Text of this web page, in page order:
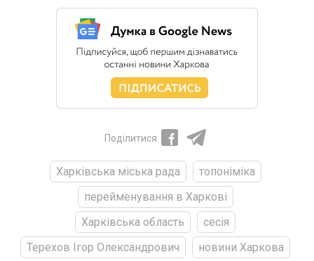
Поділитися
Харківська міська рада
топоніміка
перейменування в Харкові
Харківська область
сесія
Терехов Ігор Олександрович
новини Харкова